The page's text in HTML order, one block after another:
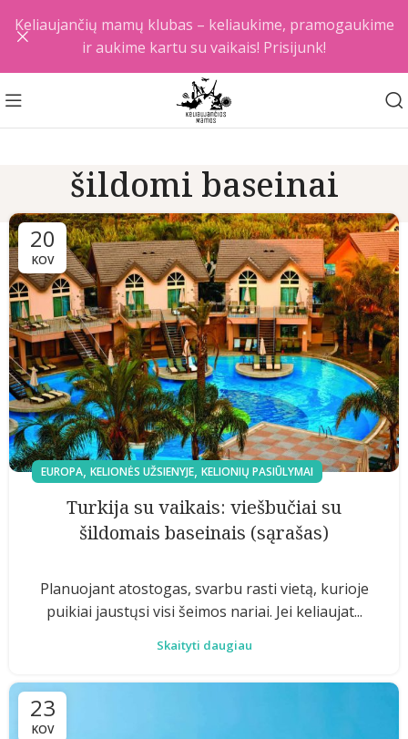
šildomi baseinai
20
KOV
EUROPA, KELIONĖS UŽSIENYJE, KELIONIŲ PASIŪLYMAI
Turkija su vaikais: viešbučiai su
šildomais baseinais (sąrašas)
Planuojant atostogas, svarbu rasti vietą, kurioje
puikiai jaustųsi visi šeimos nariai. Jei keliaujat...
Skaityti daugiau
23
KOV
Keliaujančių mamų klubas – keliaukime, pramogaukime
ir aukime kartu su vaikais! Prisijunk!